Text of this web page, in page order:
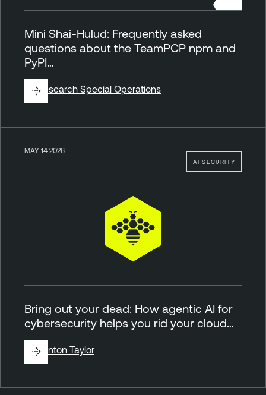
Mini Shai-Hulud: Frequently asked
questions about the TeamPCP npm and
PyPI…
ByResearch Special Operations
AI SECURITY
MAY 14 2026
Bring out your dead: How agentic AI for
cybersecurity helps you rid your cloud…
ByBrinton Taylor